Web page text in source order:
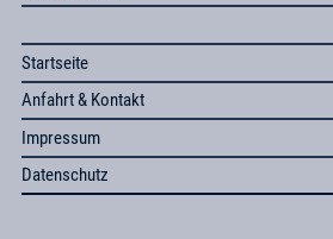
Startseite
Anfahrt & Kontakt
Impressum
Datenschutz